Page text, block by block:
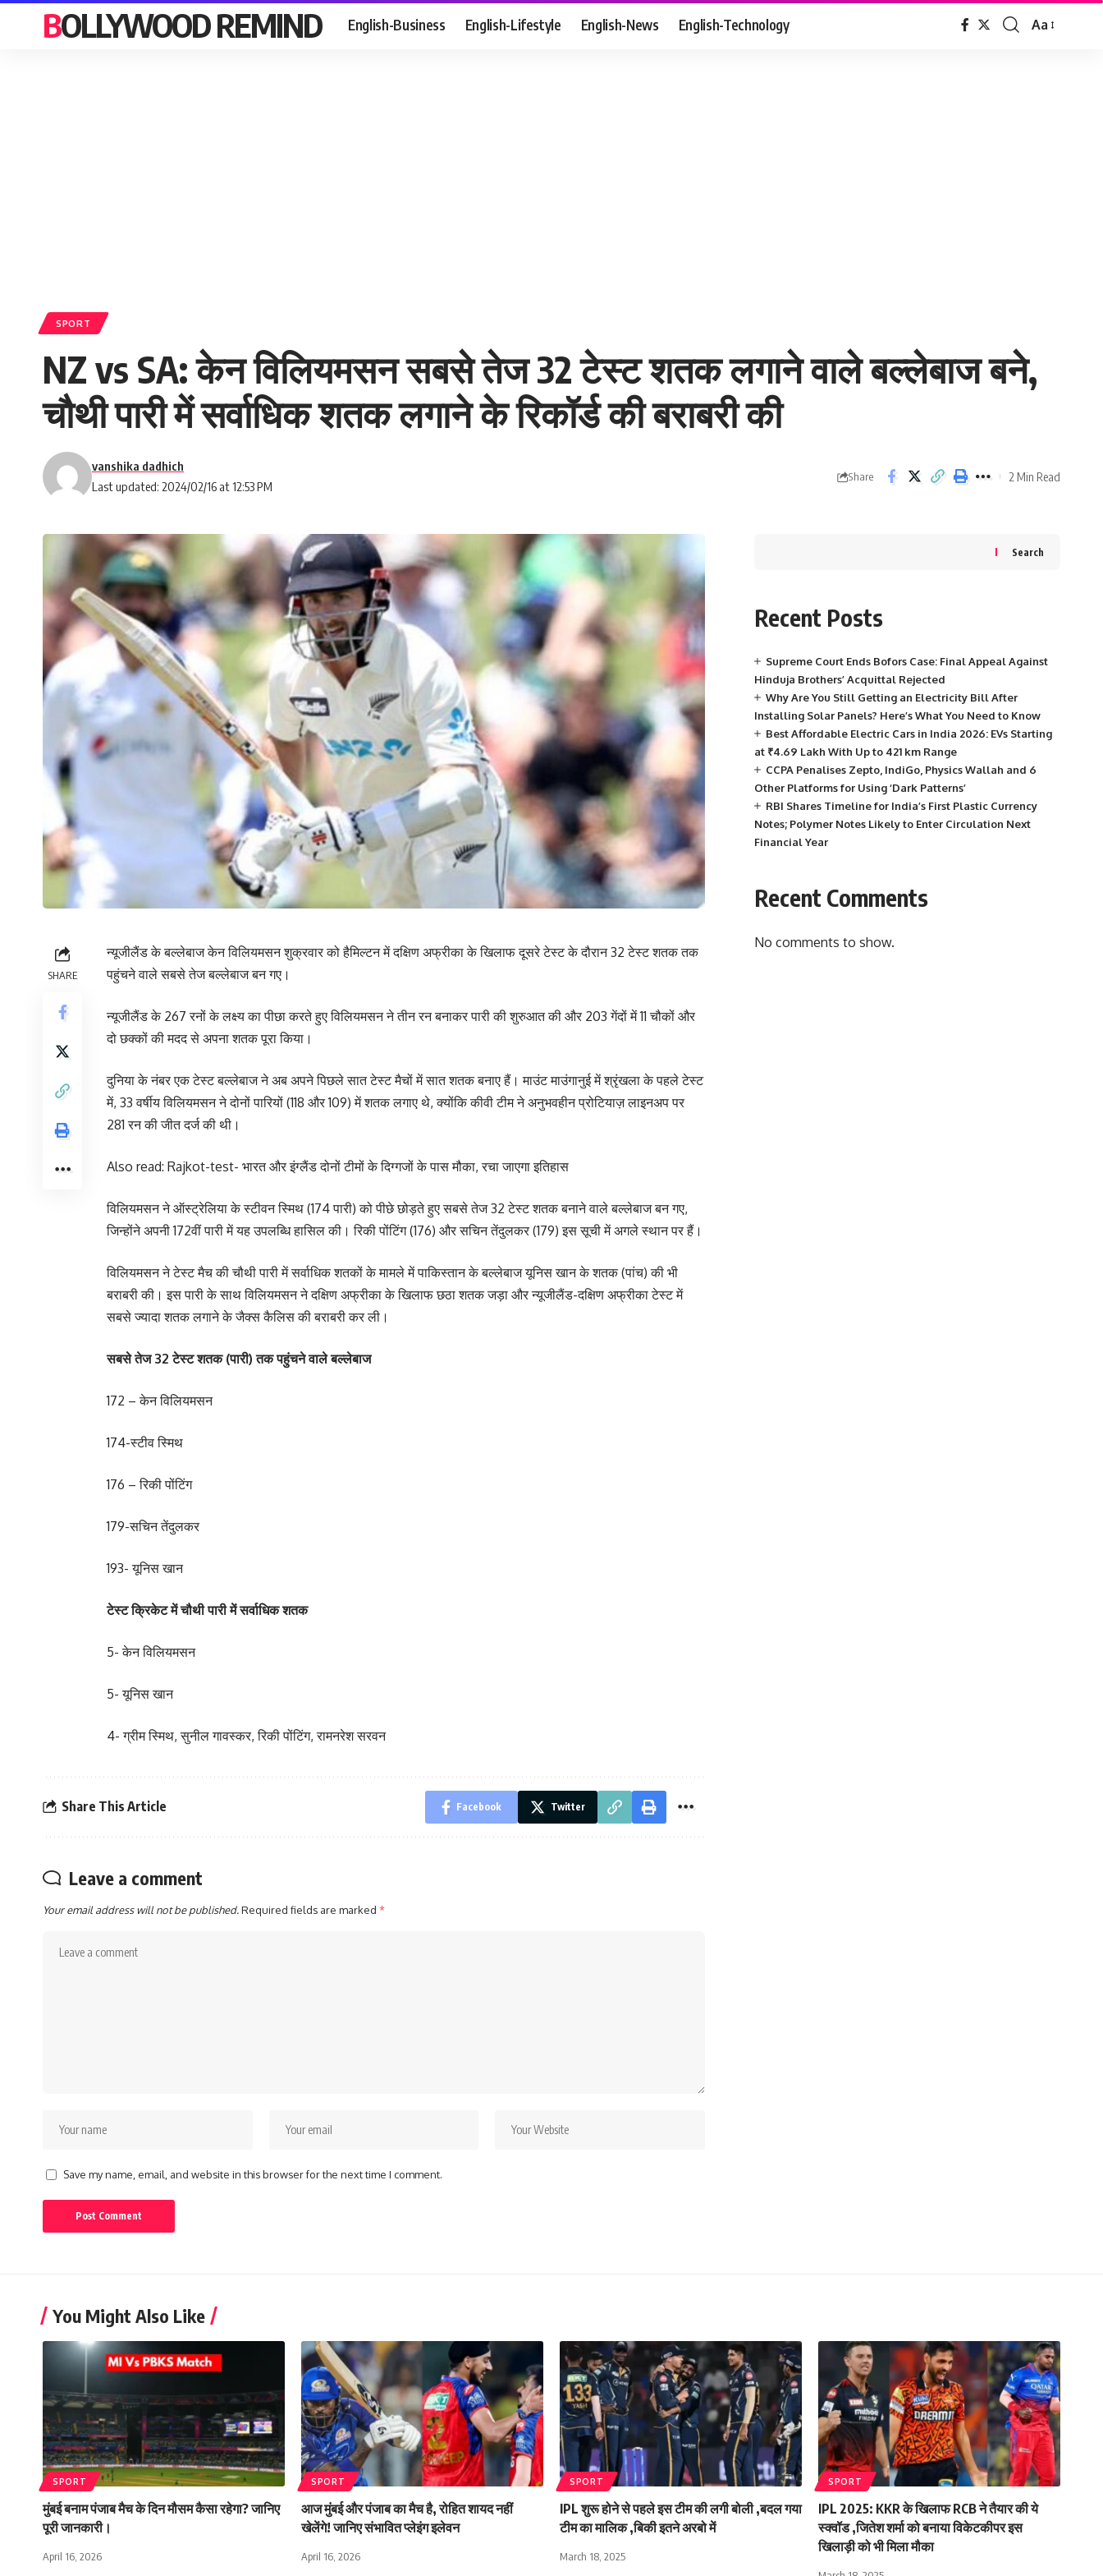
BOLLYWOOD REMIND English-Business English-Lifestyle English-News English-Technology
Font
Aa
SPORT
NZ vs SA: केन विलियमसन सबसे तेज 32 टेस्ट शतक लगाने वाले बल्लेबाज बने,
चौथी पारी में सर्वाधिक शतक लगाने के रिकॉर्ड की बराबरी की
Last updated: 2024/02/16 at 12:53 PM
vanshika dadhich
Share 2 Min Read
SHARE
न्यूजीलैंड के बल्लेबाज केन विलियमसन शुक्रवार को हैमिल्टन में दक्षिण अफ्रीका के खिलाफ दूसरे टेस्ट के दौरान 32 टेस्ट शतक तक
पहुंचने वाले सबसे तेज बल्लेबाज बन गए।
न्यूजीलैंड के 267 रनों के लक्ष्य का पीछा करते हुए विलियमसन ने तीन रन बनाकर पारी की शुरुआत की और 203 गेंदों में 11 चौकों और
दो छक्कों की मदद से अपना शतक पूरा किया।
दुनिया के नंबर एक टेस्ट बल्लेबाज ने अब अपने पिछले सात टेस्ट मैचों में सात शतक बनाए हैं। माउंट माउंगानुई में श्रृंखला के पहले टेस्ट
में, 33 वर्षीय विलियमसन ने दोनों पारियों (118 और 109) में शतक लगाए थे, क्योंकि कीवी टीम ने अनुभवहीन प्रोटियाज़ लाइनअप पर
281 रन की जीत दर्ज की थी।
Also read: Rajkot-test- भारत और इंग्लैंड दोनों टीमों के दिग्गजों के पास मौका, रचा जाएगा इतिहास
विलियमसन ने ऑस्ट्रेलिया के स्टीवन स्मिथ (174 पारी) को पीछे छोड़ते हुए सबसे तेज 32 टेस्ट शतक बनाने वाले बल्लेबाज बन गए,
जिन्होंने अपनी 172वीं पारी में यह उपलब्धि हासिल की। रिकी पोंटिंग (176) और सचिन तेंदुलकर (179) इस सूची में अगले स्थान पर हैं।
विलियमसन ने टेस्ट मैच की चौथी पारी में सर्वाधिक शतकों के मामले में पाकिस्तान के बल्लेबाज यूनिस खान के शतक (पांच) की भी
बराबरी की। इस पारी के साथ विलियमसन ने दक्षिण अफ्रीका के खिलाफ छठा शतक जड़ा और न्यूजीलैंड-दक्षिण अफ्रीका टेस्ट में
सबसे ज्यादा शतक लगाने के जैक्स कैलिस की बराबरी कर ली।
सबसे तेज 32 टेस्ट शतक (पारी) तक पहुंचने वाले बल्लेबाज
172 – केन विलियमसन
174-स्टीव स्मिथ
176 – रिकी पोंटिंग
179-सचिन तेंदुलकर
193- यूनिस खान
टेस्ट क्रिकेट में चौथी पारी में सर्वाधिक शतक
5- केन विलियमसन
5- यूनिस खान
4- ग्रीम स्मिथ, सुनील गावस्कर, रिकी पोंटिंग, रामनरेश सरवन
Share This Article Facebook Twitter
Leave a comment
Your email address will not be published.Required fields are marked *
Save my name, email, and website in this browser for the next time I comment.
Search
Recent Posts
Supreme Court Ends Bofors Case: Final Appeal Against
Hinduja Brothers’ Acquittal Rejected
Why Are You Still Getting an Electricity Bill After
Installing Solar Panels? Here’s What You Need to Know
Best Affordable Electric Cars in India 2026: EVs Starting
at ₹4.69 Lakh With Up to 421 km Range
CCPA Penalises Zepto, IndiGo, Physics Wallah and 6
Other Platforms for Using ‘Dark Patterns’
RBI Shares Timeline for India’s First Plastic Currency
Notes; Polymer Notes Likely to Enter Circulation Next
Financial Year
Recent Comments
No comments to show.
You Might Also Like
SPORT
मुंबई बनाम पंजाब मैच के दिन मौसम कैसा रहेगा? जानिए
पूरी जानकारी।
April 16, 2026
SPORT
आज मुंबई और पंजाब का मैच है, रोहित शायद नहीं
खेलेंगे! जानिए संभावित प्लेइंग इलेवन
April 16, 2026
SPORT
IPL शुरू होने से पहले इस टीम की लगी बोली ,बदल गया
टीम का मालिक ,बिकी इतने अरबो में
March 18, 2025
SPORT
IPL 2025: KKR के खिलाफ RCB ने तैयार की ये
स्क्वॉड ,जितेश शर्मा को बनाया विकेटकीपर इस
खिलाड़ी को भी मिला मौका